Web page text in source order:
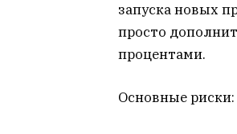
запуска новых
просто
процентами.
Основные риски: